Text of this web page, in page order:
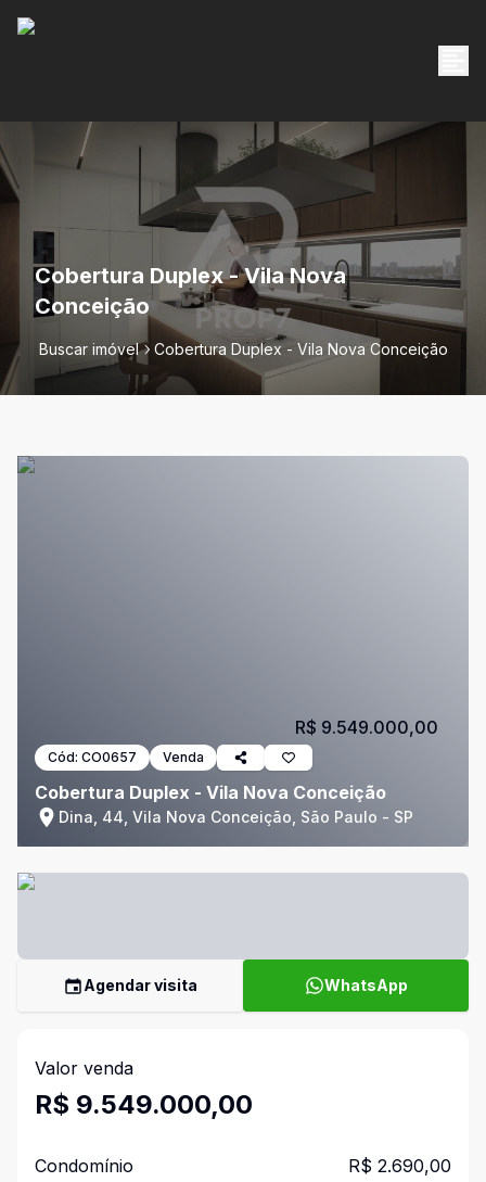
Cobertura Duplex - Vila Nova
Conceição
Buscar imóvel Cobertura Duplex - Vila Nova Conceição
Cód: CO0657 Venda
Cobertura Duplex - Vila Nova Conceição
Dina, 44, Vila Nova Conceição, São Paulo - SP
R$ 9.549.000,00
Agendar visita WhatsApp
Valor venda
R$ 9.549.000,00
Condomínio R$ 2.690,00